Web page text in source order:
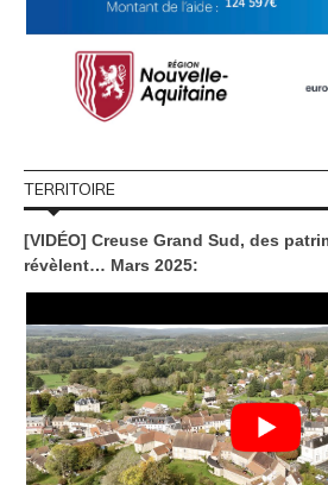
TERRITOIRE
[VIDÉO] Creuse Grand Sud, des
révèlent… Mars 2025: